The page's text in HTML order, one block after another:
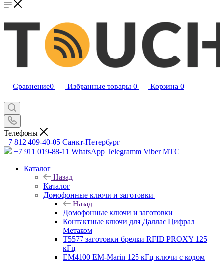
Сравнение0 Избранные товары 0 Корзина 0
Телефоны
+7 812 409-40-05 Санĸт-Петербург
+7 911 019-88-11 WhatsApp Telegramm Viber МТС
Каталог
Назад
Каталог
Домофонные ключи и заготовки
Назад
Домофонные ключи и заготовки
Контактные ключи для Даллас Цифрал
Метаком
T5577 заготовки брелки RFID PROXY 125
кГц
EM4100 EM-Marin 125 кГц ключи с кодом